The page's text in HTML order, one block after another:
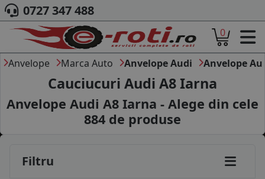
ACASA
DESPRE NOI
ANVELOPE
AUTO
CAMION
MOTO
0727 347 488
0
Anvelope Marca Auto Anvelope Audi Anvelope
Cauciucuri Audi A8 Iarna
Anvelope Audi A8 Iarna - Alege din cele
884 de produse
Filtru